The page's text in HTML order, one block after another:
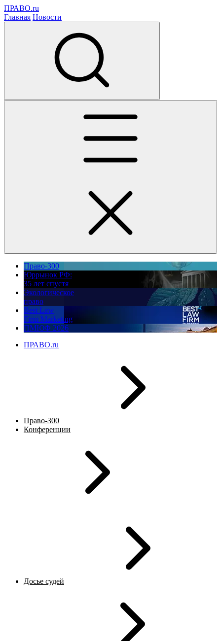
ПРАВО.ru
Главная Новости
Право-300
Юррынок РФ:
35 лет спустя
Экологическое
право
Best Law
Firm Marketing
ПМЮФ 2026
ПРАВО.ru
Право-300
Конференции
Досье судей